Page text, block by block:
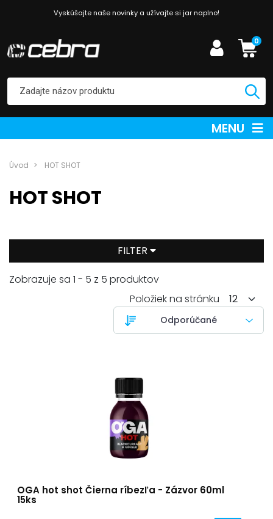
Vyskúšajte naše novinky a užívajte si jar naplno!
0
MENU
Úvod HOT SHOT
HOT SHOT
FILTER
Zobrazuje sa 1 - 5 z 5 produktov
Položiek na stránku
OGA hot shot Čierna ríbezľa - Zázvor 60ml
15ks